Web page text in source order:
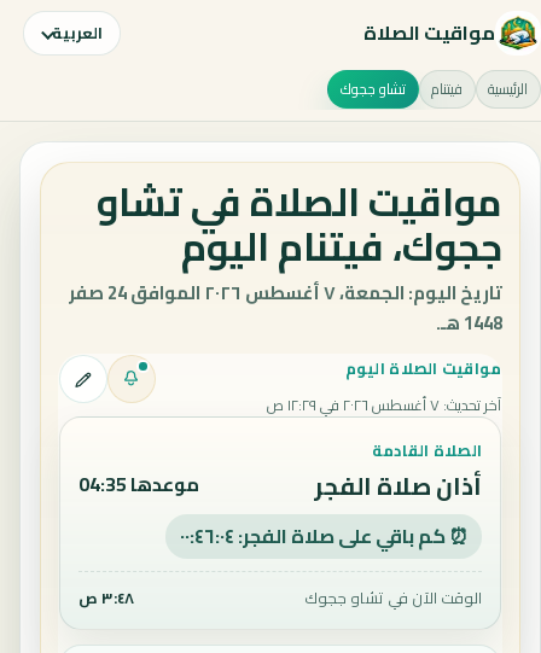
مواقيت الصلاة العربية
الرئيسية فيتنام تشاو ججوك
مواقيت الصلاة في تشاو
ججوك، فيتنام اليوم
تاريخ اليوم: الجمعة، ٧ أغسطس ٢٠٢٦ الموافق 24 صفر
1448 هـ.
مواقيت الصلاة اليوم
آخر تحديث:٧ أغسطس ٢٠٢٦ في ١٢:٢٩ ص
الصلاة القادمة
أذان صلاة الفجر موعدها 04:35
⏰ كم باقي على صلاة الفجر: ٠٠:٤٦:٠٣
الوقت الآن في تشاو ججوك ٣:٤٨ ص